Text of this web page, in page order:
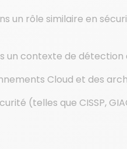
un rôle similaire en
un contexte de détection
Cloud et des
(telles que CISSP,